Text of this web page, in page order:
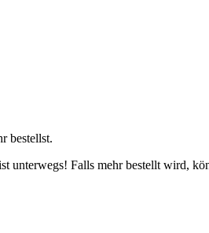
bestellst.
Falls mehr bestellt wird,